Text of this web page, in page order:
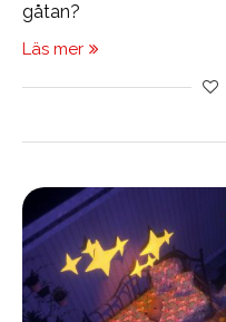
gåtan?
Läs mer